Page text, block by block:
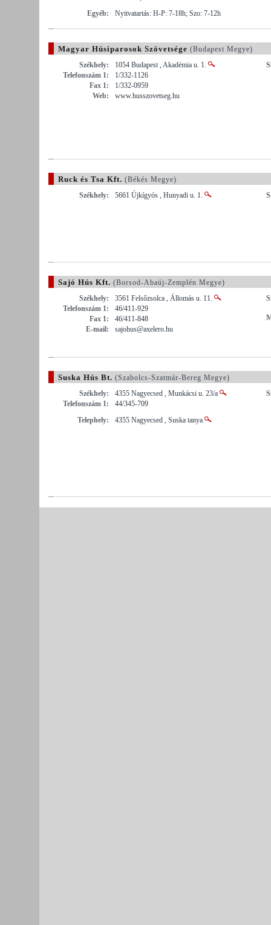
Egyéb:
Nyitvatartás: H-P: 7-18h; Szo: 7-12h
Magyar Húsiparosok Szövetsége (Budapest Megye)
Székhely:
1054 Budapest , Akadémia u. 1.
Telefonszám 1:
1/332-1126
Fax 1:
1/332-0959
Web:
www.husszovetseg.hu
Ruck és Tsa Kft. (Békés Megye)
Székhely:
5661 Újkígyós , Hunyadi u. 1.
Sajó Hús Kft. (Borsod-Abaúj-Zemplén Megye)
Székhely:
3561 Felsőzsolca , Állomás u. 11.
Telefonszám 1:
46/411-929
Fax 1:
46/411-848
E-mail:
sajohus@axelero.hu
Suska Hús Bt. (Szabolcs-Szatmár-Bereg Megye)
Székhely:
4355 Nagyecsed , Munkácsi u. 23/a
Telefonszám 1:
44/345-709
Telephely:
4355 Nagyecsed , Suska tanya